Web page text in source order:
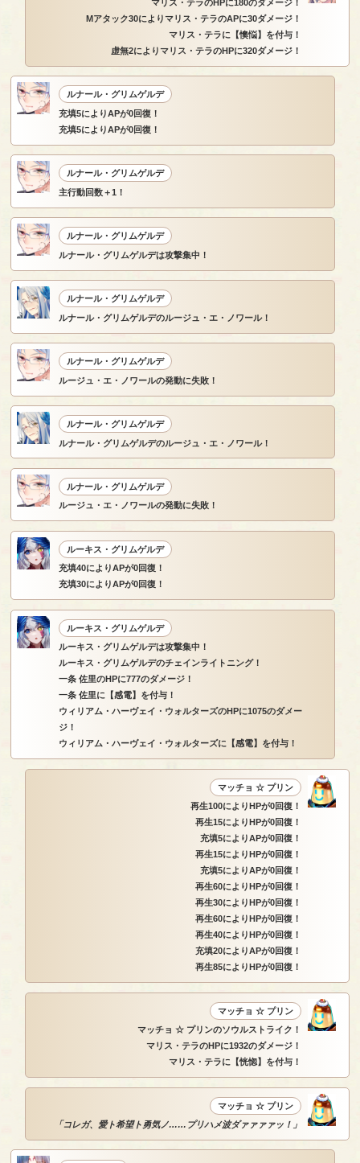
マリス・テラのHPに180のダメージ！
Mアタック30によりマリス・テラのAPに30ダメージ！
マリス・テラに【懊悩】を付与！
虚無2によりマリス・テラのHPに320ダメージ！
ルナール・グリムゲルデ
充填5によりAPが0回復！
充填5によりAPが0回復！
ルナール・グリムゲルデ
主行動回数＋1！
ルナール・グリムゲルデ
ルナール・グリムゲルデは攻撃集中！
ルナール・グリムゲルデ
ルナール・グリムゲルデのルージュ・エ・ノワール！
ルナール・グリムゲルデ
ルージュ・エ・ノワールの発動に失敗！
ルナール・グリムゲルデ
ルナール・グリムゲルデのルージュ・エ・ノワール！
ルナール・グリムゲルデ
ルージュ・エ・ノワールの発動に失敗！
ルーキス・グリムゲルデ
充填40によりAPが0回復！
充填30によりAPが0回復！
ルーキス・グリムゲルデ
ルーキス・グリムゲルデは攻撃集中！
ルーキス・グリムゲルデのチェインライトニング！
一条 佐里のHPに777のダメージ！
一条 佐里に【感電】を付与！
ウィリアム・ハーヴェイ・ウォルターズのHPに1075のダメー
ジ！
ウィリアム・ハーヴェイ・ウォルターズに【感電】を付与！
マッチョ ☆ プリン
再生100によりHPが0回復！
再生15によりHPが0回復！
充填5によりAPが0回復！
再生15によりHPが0回復！
充填5によりAPが0回復！
再生60によりHPが0回復！
再生30によりHPが0回復！
再生60によりHPが0回復！
再生40によりHPが0回復！
充填20によりAPが0回復！
再生85によりHPが0回復！
マッチョ ☆ プリン
マッチョ ☆ プリンのソウルストライク！
マリス・テラのHPに1932のダメージ！
マリス・テラに【恍惚】を付与！
マッチョ ☆ プリン
「コレガ、愛ト希望ト勇気ノ……プリハメ波ダァァァァッ！」